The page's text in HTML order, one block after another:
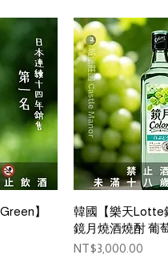
】
Quick
韓國【樂天Lotte
鏡月燒酒燒酎 葡
Price
NT$3,000.00